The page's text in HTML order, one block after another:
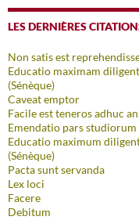
LES DERNIÈRES
Non satis est
Educatio maximam
(Sénèque)
Caveat emptor
Facile est teneros adhuc
Emendatio pars
Educatio maximum
(Sénèque)
Pacta sunt servanda
Lex loci
Facere
Debitum